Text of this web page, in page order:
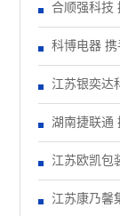
合顺强科技
大会！
科博电器
动大会！
江苏银奕达
正式启动
湖南捷联通
江苏欧凯包
江苏康乃馨